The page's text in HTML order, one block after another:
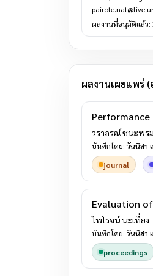
ผลงานที่อนุมัติแล้ว:
ผลงานเผยแพร่
Performance
วราภรณ์ ชนะพร
บันทึกโดย: วันนิสา
journal
Evaluation
ไพโรจน์ นะเที่ยง
บันทึกโดย: วันนิสา
proceedings